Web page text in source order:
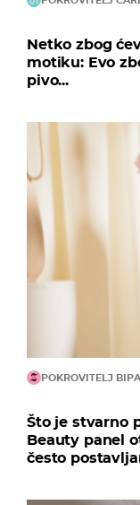
Netko zbog
motiku: Evo
pivo...
POKROVITELJ BIPA
Što je stvarno
Beauty panel
često